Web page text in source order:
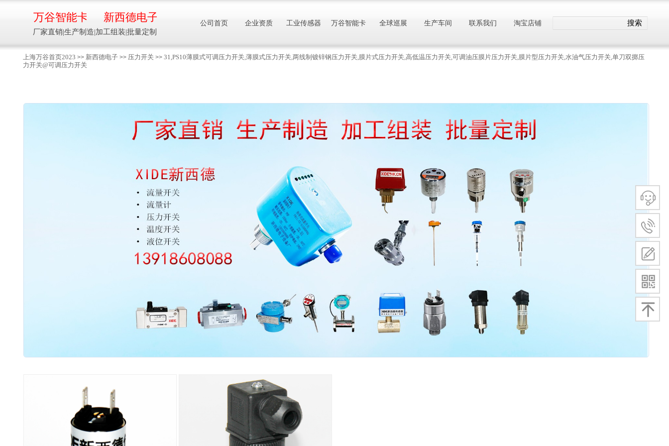
上海万谷首页2023 >> 新西德电子 >> 压力开关 >> 31,PS10薄膜式可调压力开关,薄膜式压力开关,两线制镀锌钢压力开关,膜片式压力开关,高低温压力开关,可调油压膜片压力开关,膜片型压力开关,水油气压力开关,单刀双掷压
力开关@可调压力开关
接触式IC卡
新西德电子
厂家直销|生产制造|加工组装|批量定制
智能卡流量压力温度液位设备
137016
万谷智能卡 公司首页 企业资质 工业传感器 万谷智能卡 全球巡展 生产车间 联系我们 淘宝店铺 搜索